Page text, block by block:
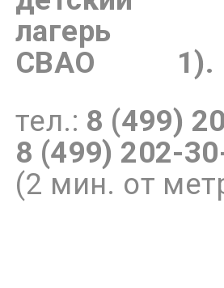
1).
тел.: 8 (499)
8 (499) 202-
(2 мин. от